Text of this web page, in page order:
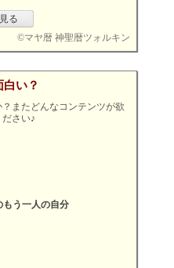
©マヤ暦 神聖暦ツォルキン
い？
またどんなコンテンツが欲
さい♪
う一人の自分